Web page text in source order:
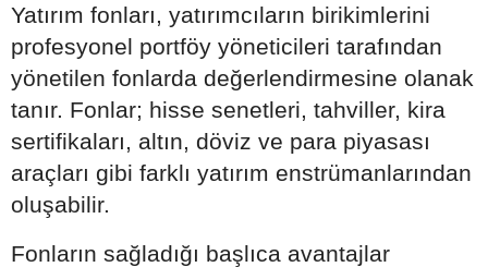
Yatırım fonları, yatırımcıların birikimlerini
profesyonel portföy yöneticileri tarafından
yönetilen fonlarda değerlendirmesine olanak
tanır. Fonlar; hisse senetleri, tahviller, kira
sertifikaları, altın, döviz ve para piyasası
araçları gibi farklı yatırım enstrümanlarından
oluşabilir.
Fonların sağladığı başlıca avantajlar